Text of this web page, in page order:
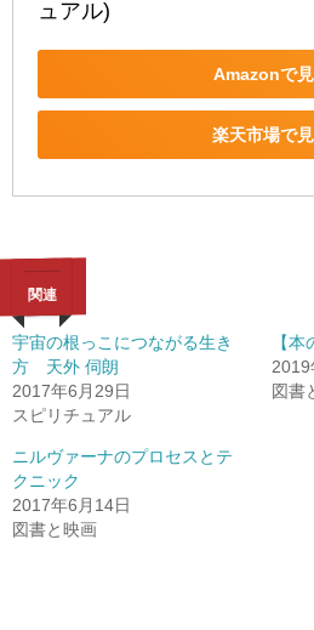
ュアル)
Amazonで
楽天市場で
関連
宇宙の根っこにつながる生き
方 天外 伺朗
2017年6月29日
スピリチュアル
【
2019
図書
ニルヴァーナのプロセスとテ
クニック
2017年6月14日
図書と映画